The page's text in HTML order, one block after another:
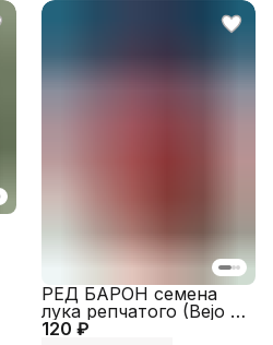
120 ₽
РЕД БАРОН семена
лука репчатого (Bejo |
Alexagro)